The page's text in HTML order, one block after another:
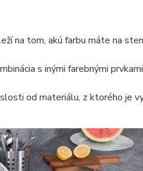
na tom, akú farbu máte na
s inými farebnými
od materiálu, z ktorého je